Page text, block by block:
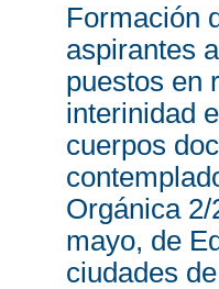
Formación
aspirantes
puestos en
interinidad
cuerpos
Orgánica
mayo, de
ciudades